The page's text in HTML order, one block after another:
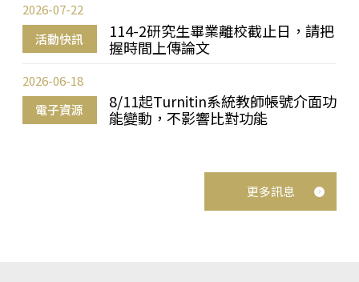
活動快訊
114-2研究生畢業離校截止日，請把
握時間上傳論文
2026-07-22
電子資源
8/11起Turnitin系統教師帳號介面功
能變動，不影響比對功能
2026-06-18
更多訊息